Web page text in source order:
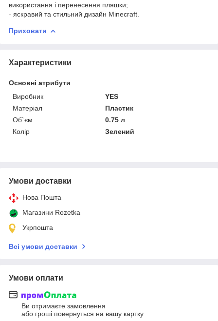
використання і перенесення пляшки;
- яскравий та стильний дизайн Minecraft.
Приховати
Характеристики
Основні атрибути
Виробник
YES
Матеріал
Пластик
Об`єм
0.75 л
Колір
Зелений
Умови доставки
Нова Пошта
Магазини Rozetka
Укрпошта
Всі умови доставки
Умови оплати
Ви отримаєте замовлення
або гроші повернуться на вашу картку